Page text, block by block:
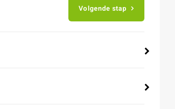
Volgende stap